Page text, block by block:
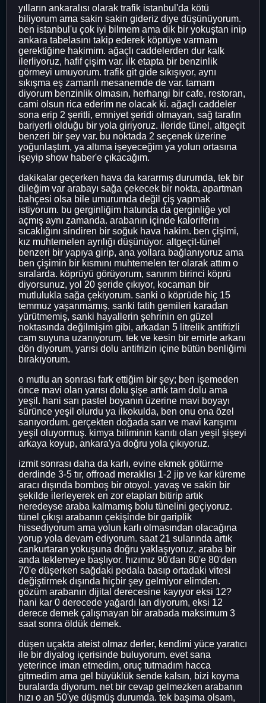
yılların ankaralısı olarak trafik istanbul'da kötü
biliyorum ama sakin sakin gideriz diye düşünüyorum.
ben istanbul'u çok iyi bilmem ama dik bir yokuştan inip
ankara tabelasını takip ederek köprüye varmam
gerektiğine hakimim. ağaçlı caddelerden dur kalk
ilerliyoruz, hafif çişim var. ilk etapta bir benzinlik
görmeyi umuyorum. trafik git gide sıkışıyor, aynı
sıkışma eş zamanlı mesanemde de var. tamam
diyorum benzinlik olmasın, herhangi bir cafe, restoran,
cami olsun rica ederim ne olacak ki. ağaçlı caddeler
sona erip 2 şeritli, emniyet şeridi olmayan, sağ tarafın
bariyerli olduğu bir yola giriyoruz. ileride tünel, altgeçit
benzeri bir şey var. bu noktada 2 seçenek üzerine
yoğunlaştım, ya altıma işeyeceğim ya yolun ortasına
işeyip show haber'e çıkacağım.
dakikalar geçerken hava da kararmış durumda, tek bir
dileğim var arabayı sağa çekecek bir nokta, apartman
bahçesi olsa bile umurumda değil çiş yapmak
istiyorum. bu gerginliğim hatunda da gerginliğe yol
açmış aynı zamanda. arabanın içinde kaloriferin
sıcaklığını sindiren bir soğuk hava hakim. ben çişimi,
kız muhtemelen ayrılığı düşünüyor. altgeçit-tünel
benzeri bir yapıya girip, ana yollara bağlanıyoruz ama
ben çişimin bir kısmını muhtemelen ter olarak attım o
sıralarda. köprüyü görüyorum, sanırım birinci köprü
diyorsunuz, yol 20 şeride çıkıyor, kocaman bir
mutlulukla sağa çekiyorum. sanki o köprüde hiç 15
temmuz yaşanmamış, sanki fatih gemileri karadan
yürütmemiş, sanki hayallerin şehrinin en güzel
noktasında değilmişim gibi, arkadan 5 litrelik antifrizli
cam suyuna uzanıyorum. tek ve kesin bir emirle arkanı
dön diyorum, yarısı dolu antifrizin içine bütün benliğimi
bırakıyorum.
o mutlu an sonrası fark ettiğim bir şey; ben işemeden
önce mavi olan yarısı dolu şişe artık tam dolu ama
yeşil. hani sarı pastel boyanın üzerine mavi boyayı
sürünce yeşil olurdu ya ilkokulda, ben onu ona özel
sanıyordum. gerçekten doğada sarı ve mavi karışımı
yeşil oluyormuş. kimya biliminin kanıtı olan yeşil şişeyi
arkaya koyup, ankara'ya doğru yola çıkıyoruz.
izmit sonrası daha da karlı, evine ekmek götürme
derdinde 3-5 tır, offroad meraklısı 1-2 jip ve kar küreme
aracı dışında bomboş bir otoyol. yavaş ve sakin bir
şekilde ilerleyerek en zor etapları bitirip artık
neredeyse araba kalmamış bolu tünelini geçiyoruz.
tünel çıkışı arabanın çekişinde bir gariplik
hissediyorum ama yolun karlı olmasından olacağına
yorup yola devam ediyorum. saat 21 sularında artık
cankurtaran yokuşuna doğru yaklaşıyoruz, araba bir
anda teklemeye başlıyor. hızımız 90'dan 80'e 80'den
70'e düşerken sağdaki pedala basıp ortadaki vitesi
değiştirmek dışında hiçbir şey gelmiyor elimden.
gözüm arabanın dijital derecesine kayıyor eksi 12?
hani kar 0 derecede yağardı lan diyorum, eksi 12
derece demek çalışmayan bir arabada maksimum 3
saat sonra öldük demek.
düşen uçakta ateist olmaz derler, kendimi yüce yaratıcı
ile bir diyalog içerisinde buluyorum. evet sana
yeterince iman etmedim, oruç tutmadım hacca
gitmedim ama gel büyüklük sende kalsın, bizi koyma
buralarda diyorum. net bir cevap gelmezken arabanın
hızı o an 50'ye düşmüş durumda. tek başıma olsam,